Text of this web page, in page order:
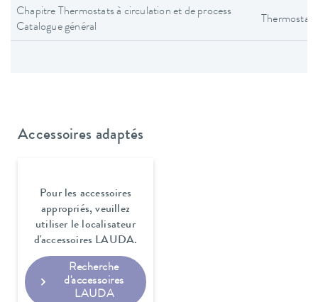
Chapitre Thermostats à circulation et de process
Catalogue général
Accessoires adaptés
Pour les accessoires
appropriés, veuillez
utiliser le localisateur
d'accessoires LAUDA.
Recherche
d'accessoires
LAUDA